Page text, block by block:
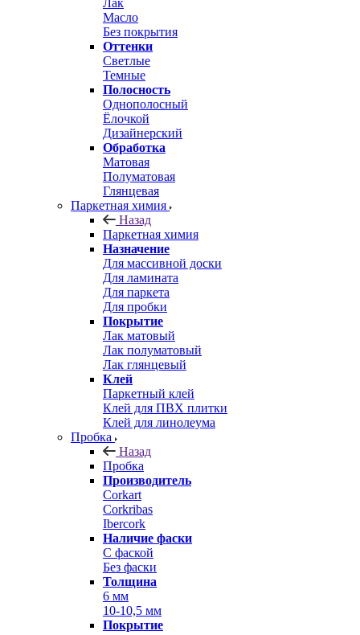
Лак
Масло
Без покрытия
Оттенки
Светлые
Темные
Полосность
Однополосный
Ёлочкой
Дизайнерский
Обработка
Матовая
Полуматовая
Глянцевая
Паркетная химия
Назад
Паркетная химия
Назначение
Для массивной доски
Для ламината
Для паркета
Для пробки
Покрытие
Лак матовый
Лак полуматовый
Лак глянцевый
Клей
Паркетный клей
Клей для ПВХ плитки
Клей для линолеума
Пробка
Назад
Пробка
Производитель
Corkart
Corkribas
Ibercork
Наличие фаски
С фаской
Без фаски
Толщина
6 мм
10-10,5 мм
Покрытие